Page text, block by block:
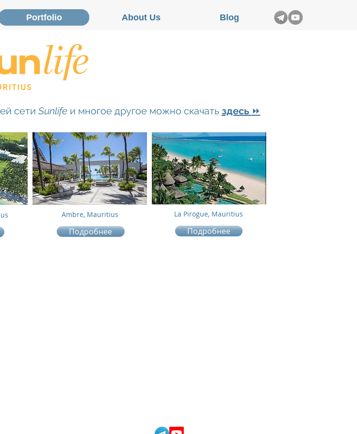
сети Sunlife и многое другое можно скачать здесь ⏩
Ambre, Mauritius
Подробнее
La Pirogue, Mauritius
Подробнее
Portfolio About Us Blog